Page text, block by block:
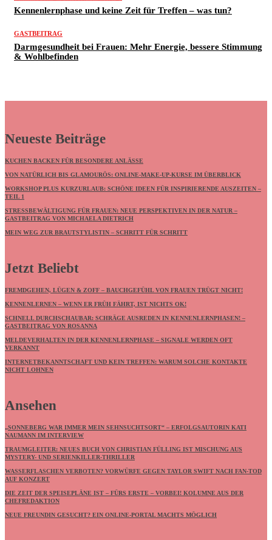
Kennenlernphase und keine Zeit für Treffen – was tun?
GASTBEITRAG
Darmgesundheit bei Frauen: Mehr Energie, bessere Stimmung
& Wohlbefinden
Neueste Beiträge
KUCHEN BACKEN FÜR BESONDERE ANLÄSSE
VON NATÜRLICH BIS GLAMOURÖS: ONLINE-MAKE-UP-KURSE IM ÜBERBLICK
WORKSHOP PLUS KURZURLAUB: SCHÖNE IDEEN FÜR INSPIRIERENDE AUSZEITEN –
TEIL 1
STRESSBEWÄLTIGUNG FÜR FRAUEN: NEUE PERSPEKTIVEN IN DER NATUR –
GASTBEITRAG VON MICHAELA DIETRICH
MEIN WEG ZUR BRAUTSTYLISTIN – SCHRITT FÜR SCHRITT
Jetzt Beliebt
FREMDGEHEN, LÜGEN & ZOFF – BAUCHGEFÜHL VON FRAUEN TRÜGT NICHT!
KENNENLERNEN – WENN ER FRÜH FÄHRT, IST NICHTS OK!
SCHNELL DURCHSCHAUBAR: SCHRÄGE AUSREDEN IN KENNENLERNPHASEN! –
GASTBEITRAG VON ROSANNA
MELDEVERHALTEN IN DER KENNENLERNPHASE – SIGNALE WERDEN OFT
VERKANNT
INTERNETBEKANNTSCHAFT UND KEIN TREFFEN: WARUM SOLCHE KONTAKTE
NICHT LOHNEN
Ansehen
„SONNEBERG WAR IMMER MEIN SEHNSUCHTSORT“ – ERFOLGSAUTORIN KATI
NAUMANN IM INTERVIEW
TRAUMGLEITER: NEUES BUCH VON CHRISTIAN FÜLLING IST MISCHUNG AUS
MYSTERY- UND SERIENKILLER-THRILLER
WASSERFLASCHEN VERBOTEN? VORWÜRFE GEGEN TAYLOR SWIFT NACH FAN-TOD
AUF KONZERT
DIE ZEIT DER SPEISEPLÄNE IST – FÜRS ERSTE – VORBEI! KOLUMNE AUS DER
CHEFREDAKTION
NEUE FREUNDIN GESUCHT? EIN ONLINE-PORTAL MACHTS MÖGLICH